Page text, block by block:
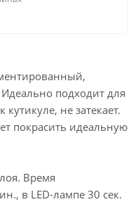
подходит для
не затекает.
покрасить идеальную
Время
в LED-лампе 30 сек.